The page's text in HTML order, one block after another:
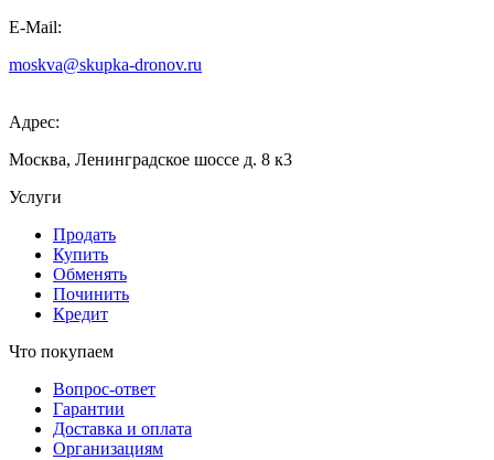
E-Mail:
moskva@skupka-dronov.ru
Адрес:
Москва, Ленинградское шоссе д. 8 к3
Услуги
Продать
Купить
Обменять
Починить
Кредит
Что покупаем
Вопрос-ответ
Гарантии
Доставка и оплата
Организациям